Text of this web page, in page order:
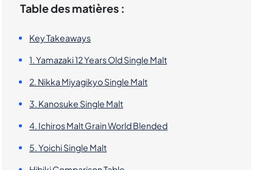
Table des matières :
Key Takeaways
1. Yamazaki 12 Years Old Single Malt
2. Nikka Miyagikyo Single Malt
3. Kanosuke Single Malt
4. Ichiros Malt Grain World Blended
5. Yoichi Single Malt